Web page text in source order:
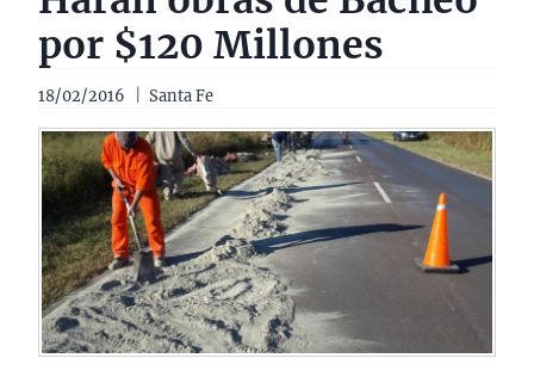
por $120 Millones
18/02/2016 Santa Fe